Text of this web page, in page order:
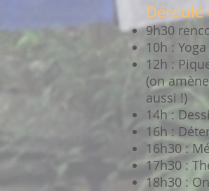
Déroulé
9h30
10h :
12h :
(on
aussi !)
14h :
16h :
16h30 :
17h30 :
18h30 :